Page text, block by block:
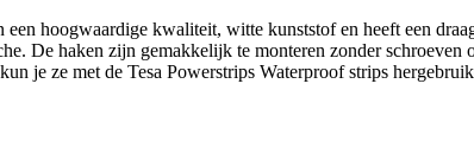
hoogwaardige kwaliteit, witte kunststof en heeft een
De haken zijn gemakkelijk te monteren zonder schroeven
je ze met de Tesa Powerstrips Waterproof strips